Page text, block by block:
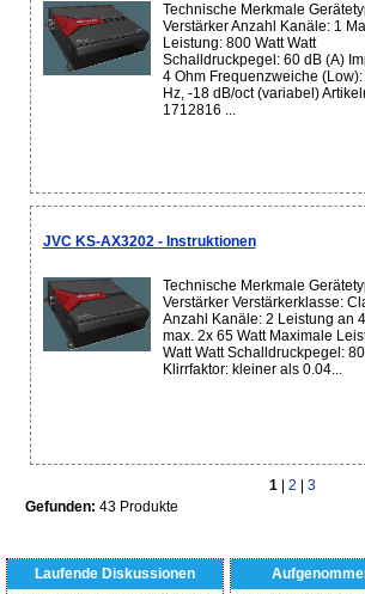
Technische Merkmale
Verstärker Anzahl Kanäle: 1
Leistung: 800 Watt Watt
Schalldruckpegel: 60 dB (A)
4 Ohm Frequenzweiche
Hz, -18 dB/oct (variabel)
1712816 ...
JVC KS-AX3202 - Instruktionen
Technische Merkmale
Verstärker Verstärkerklasse:
Anzahl Kanäle: 2 Leistung an
max. 2x 65 Watt Maximale
Watt Watt Schalldruckpegel:
Klirrfaktor: kleiner als 0.04...
1 2
3
Gefunden: 43 Produkte
Laufende Diskussionen